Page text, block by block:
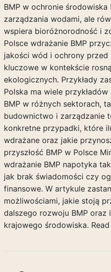
BMP w ochronie
zarządzania wodami, ale
wspiera bioróżnorodność i
Polsce wdrażanie BMP
jakości wód i ochrony przed
kluczowe w kontekście
ekologicznych. Przykłady
Polska ma wiele
BMP w różnych sektorach,
budownictwo i zarządzanie
konkretne przypadki, które
wdrażane oraz jakie
przyszłość BMP w Polsce
wdrażanie BMP napotyka
jak brak świadomości czy
finansowe. W artykule
możliwościami, jakie stoją
dalszego rozwoju BMP oraz
krajowego środowiska.